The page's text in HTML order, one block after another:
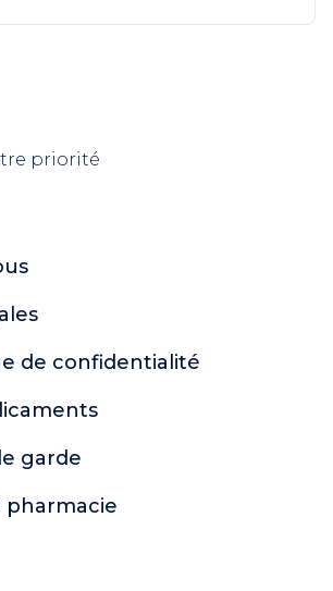
priorité
de confidentialité
garde
pharmacie